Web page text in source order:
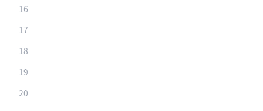
16
17
18
19
20